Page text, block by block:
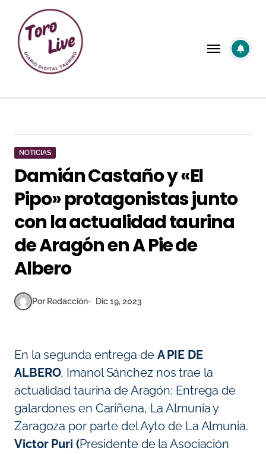
contenido
NOTICIAS
Damián Castaño y «El
Pipo» protagonistas junto
con la actualidad taurina
de Aragón en A Pie de
Albero
Por Redacción Dic 19, 2023
En la segunda entrega de A PIE DE
ALBERO, Imanol Sánchez nos trae la
actualidad taurina de Aragón: Entrega de
galardones en Cariñena, La Almunia y
Zaragoza por parte del Ayto de La Almunia.
Victor Puri (Presidente de la Asociación